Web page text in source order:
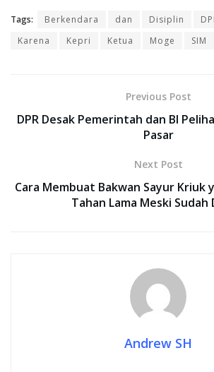
Tags: Berkendara dan Disiplin
Karena
Kepri Ketua Moge SIM
Previous Post
DPR Desak Pemerintah dan BI
Pasar
Next Post
Cara Membuat Bakwan Sayur Kriuk
Tahan Lama Meski Sudah
Andrew SH